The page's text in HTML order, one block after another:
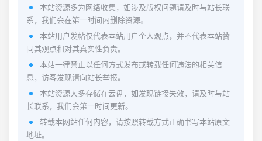
本站资源多为网络收集，如涉及版权问题请及时与站长联
系，我们会在第一时间内删除资源。
本站用户发帖仅代表本站用户个人观点，并不代表本站赞
同其观点和对其真实性负责。
本站一律禁止以任何方式发布或转载任何违法的相关信
息，访客发现请向站长举报。
本站资源大多存储在云盘，如发现链接失效，请及时与站
长联系，我们会第一时间更新。
转载本网站任何内容，请按照转载方式正确书写本站原文
地址。